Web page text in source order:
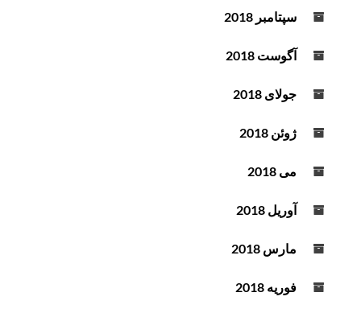
سپتامبر 2018
آگوست 2018
جولای 2018
ژوئن 2018
می 2018
آوریل 2018
مارس 2018
فوریه 2018